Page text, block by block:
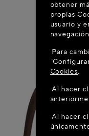
obtener
propias
usuario y
Para
Cookies.
Al hacer
Al hacer